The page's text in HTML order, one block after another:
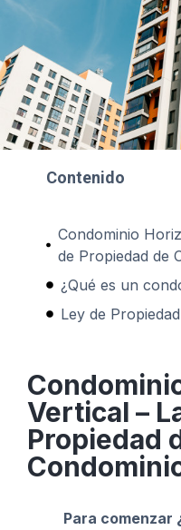
Contenido
Condominio
de Propiedad de
¿Qué es un
Ley de
Vertical –
Propiedad
Para comenzar